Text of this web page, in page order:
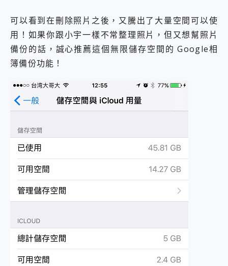
可以看到在刪除照片之後，又騰出了大量空間可以使
用！如果你跟小宇一樣不常整理照片，但又想幫照片
備份的話，誠心推薦這個無限儲存空間的 Google相
簿備份功能！